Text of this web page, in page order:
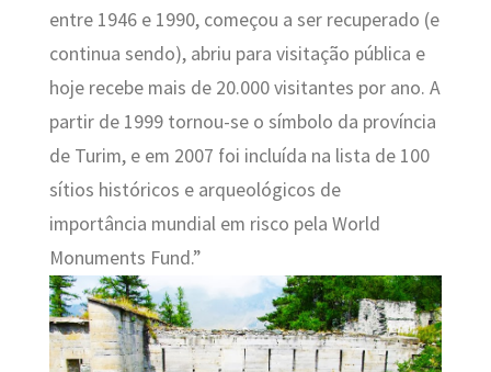
entre 1946 e 1990, começou a ser recuperado (e
continua sendo), abriu para visitação pública e
hoje recebe mais de 20.000 visitantes por ano. A
partir de 1999 tornou-se o símbolo da província
de Turim, e em 2007 foi incluída na lista de 100
sítios históricos e arqueológicos de
importância mundial em risco pela World
Monuments Fund.”